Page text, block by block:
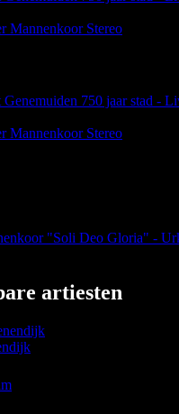
Mannenkoor Stereo
Genemuiden 750 jaar stad -
Mannenkoor Stereo
"Soli Deo Gloria" -
artiesten